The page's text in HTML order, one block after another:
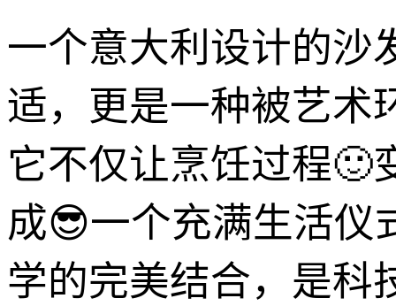
一个意大利设计的沙
适，更是一种被艺术
它不仅让烹饪过程🙂
成😎一个充满生活仪
学的完美结合，是科